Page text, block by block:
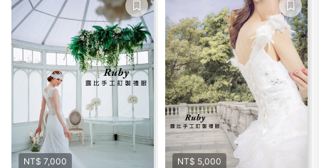
NT$ 7,000 NT$ 5,000